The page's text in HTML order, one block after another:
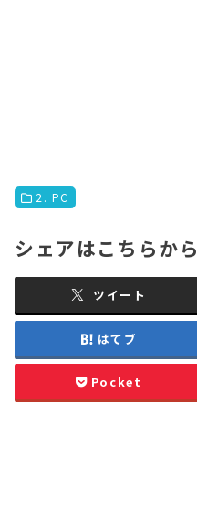
2. PC
シェアはこちらから
ツイート
はてブ
Pocket